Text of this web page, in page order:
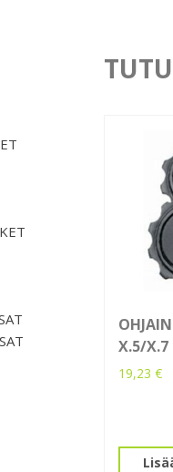
X.5/X.7
19,23 €